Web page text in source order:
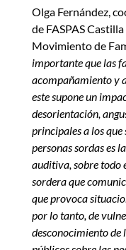
Olga Fernández,
de FASPAS
Movimiento de
importante que las
acompañamiento y
este supone un
desorientación,
principales a los
personas sordas es
auditiva, sobre todo
sordera que
que provoca
por lo tanto, de
desconocimiento de